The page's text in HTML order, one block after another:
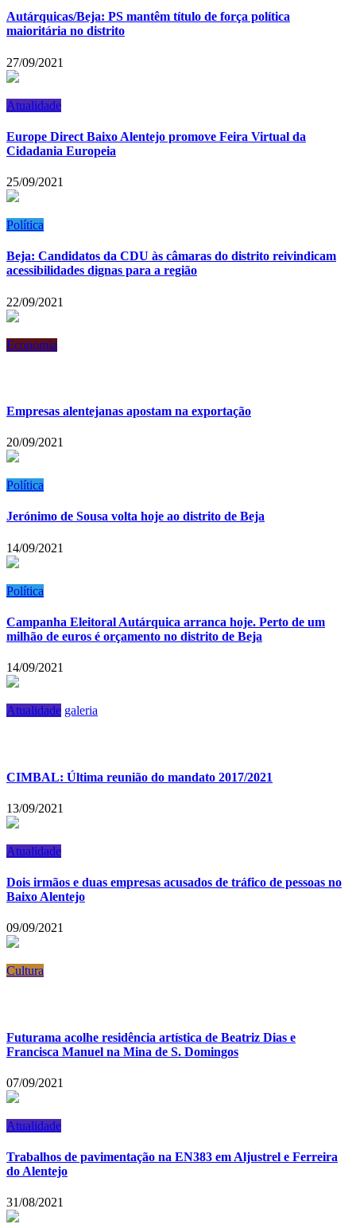
Autárquicas/Beja: PS mantêm título de força política
maioritária no distrito
27/09/2021
Atualidade
Europe Direct Baixo Alentejo promove Feira Virtual da
Cidadania Europeia
25/09/2021
Política
Beja: Candidatos da CDU às câmaras do distrito reivindicam
acessibilidades dignas para a região
22/09/2021
Economia
Empresas alentejanas apostam na exportação
20/09/2021
Política
Jerónimo de Sousa volta hoje ao distrito de Beja
14/09/2021
Política
Campanha Eleitoral Autárquica arranca hoje. Perto de um
milhão de euros é orçamento no distrito de Beja
14/09/2021
Atualidade galeria
CIMBAL: Última reunião do mandato 2017/2021
13/09/2021
Atualidade
Dois irmãos e duas empresas acusados de tráfico de pessoas no
Baixo Alentejo
09/09/2021
Cultura
Futurama acolhe residência artística de Beatriz Dias e
Francisca Manuel na Mina de S. Domingos
07/09/2021
Atualidade
Trabalhos de pavimentação na EN383 em Aljustrel e Ferreira
do Alentejo
31/08/2021